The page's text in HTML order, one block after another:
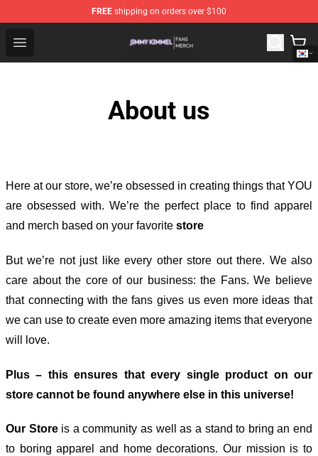
FREE shipping on orders over $100
Open menu
Jimmy Kimmel Shop - Official Jimmy Kimmel
About us
Here at our store, we’re obsessed in creating things that YOU
are obsessed with. We’re the perfect place to find apparel
and merch based on your favorite store
But we’re not just like every other store out there. We also
care about the core of our business: the Fans. We believe
that connecting with the fans gives us even more ideas that
we can use to create even more amazing items that everyone
will love.
Plus – this ensures that every single product on our
store cannot be found anywhere else in this universe!
Our Storeis a community as well as a stand to bring an end
to boring apparel and home decorations. Our mission is to